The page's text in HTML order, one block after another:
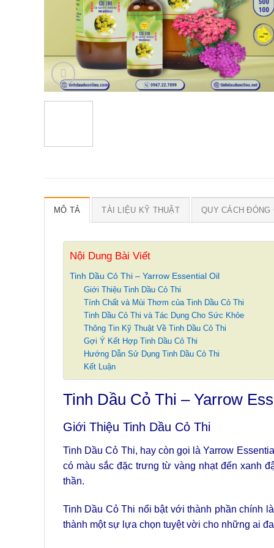
MÔ TẢ TÀI LIỆU KỸ THUẬT QUY CÁCH ĐÓNG
Nội Dung Bài Viết
Tinh Dầu Cỏ Thi – Yarrow Essential Oil
Giới Thiệu Tinh Dầu Cỏ Thi
Tính Chất và Mùi Thơm của Tinh Dầu Cỏ Thi
Tinh Dầu Cỏ Thi và Tác Dụng Cho Sức Khỏe
Thông Tin Kỹ Thuật Về Tinh Dầu Cỏ Thi
Gợi Ý Kết Hợp Tinh Dầu Cỏ Thi
Hướng Dẫn Sử Dụng Tinh Dầu Cỏ Thi
Kết Luận
Tinh Dầu Cỏ Thi – Yarrow
Giới Thiệu Tinh Dầu Cỏ Thi
Tinh Dầu Cỏ Thi, hay còn gọi là Yarrow
có màu sắc đặc trưng từ vàng nhạt đến xanh
thần.
Tinh Dầu Cỏ Thi nổi bật với thành phần chính
thành một sự lựa chọn tuyệt vời cho những ai